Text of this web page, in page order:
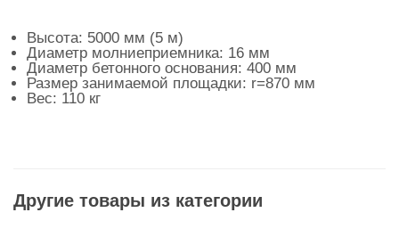
Высота: 5000 мм (5 м)
Диаметр молниеприемника: 16 мм
Диаметр бетонного основания: 400 мм
Размер занимаемой площадки: r=870 мм
Вес: 110 кг
Другие товары из категории